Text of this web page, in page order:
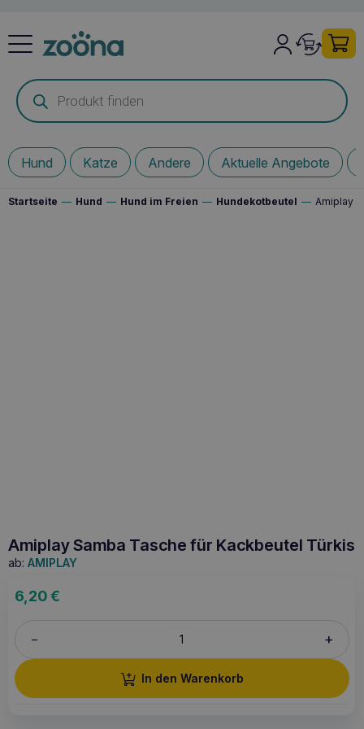
Products
search
Hund Katze Andere Aktuelle Angebote
Startseite — Hund — Hund im Freien — Hundekotbeutel — Amiplay
Amiplay Samba Tasche für Kackbeutel Türkis
ab: AMIPLAY
6,20€
– +
In den Warenkorb